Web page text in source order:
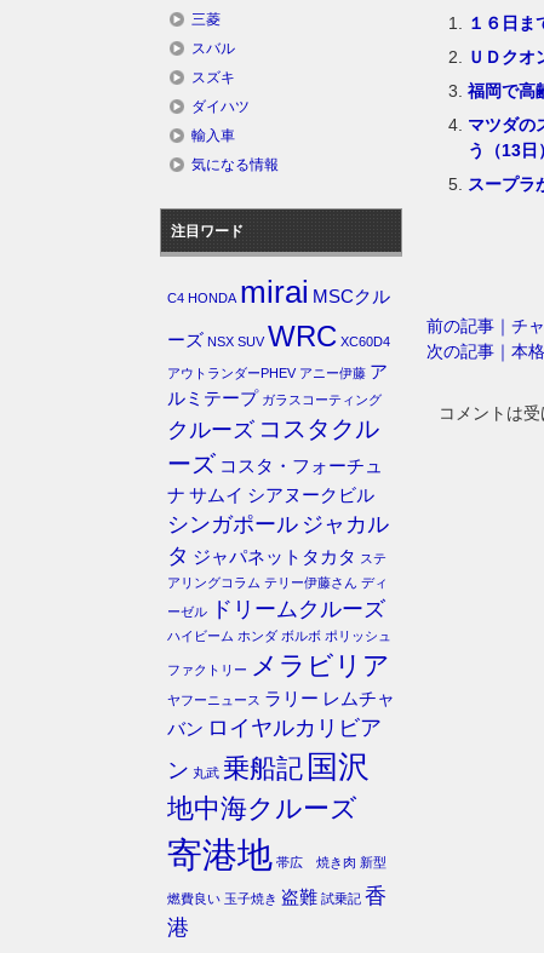
１６日ま
ＵＤクオ
福岡で高
マツダの
う（13日）
スープラ
前の記事｜チ
次の記事｜本
コメントは受
三菱
スバル
スズキ
ダイハツ
輸入車
気になる情報
注目ワード
C4 HONDA mirai MSCクル
ーズ NSX SUV WRC XC60D4
アウトランダーPHEV アニー伊藤 ア
ルミテープ ガラスコーティング
クルーズ コスタクル
ーズ コスタ・フォーチュ
ナ サムイ シアヌークビル
シンガポール ジャカル
タ ジャパネットタカタ ステ
アリングコラム テリー伊藤さん ディ
ーゼル
ドリームクルーズ
ハイビーム ホンダ ボルボ ポリッシュ
ファクトリー メラビリア
ヤフーニュース ラリー レムチャ
バン ロイヤルカリビア
ン 丸武 乗船記 国沢
地中海クルーズ
寄港地 帯広 焼き肉 新型
燃費良い 玉子焼き 盗難 試乗記 香
港